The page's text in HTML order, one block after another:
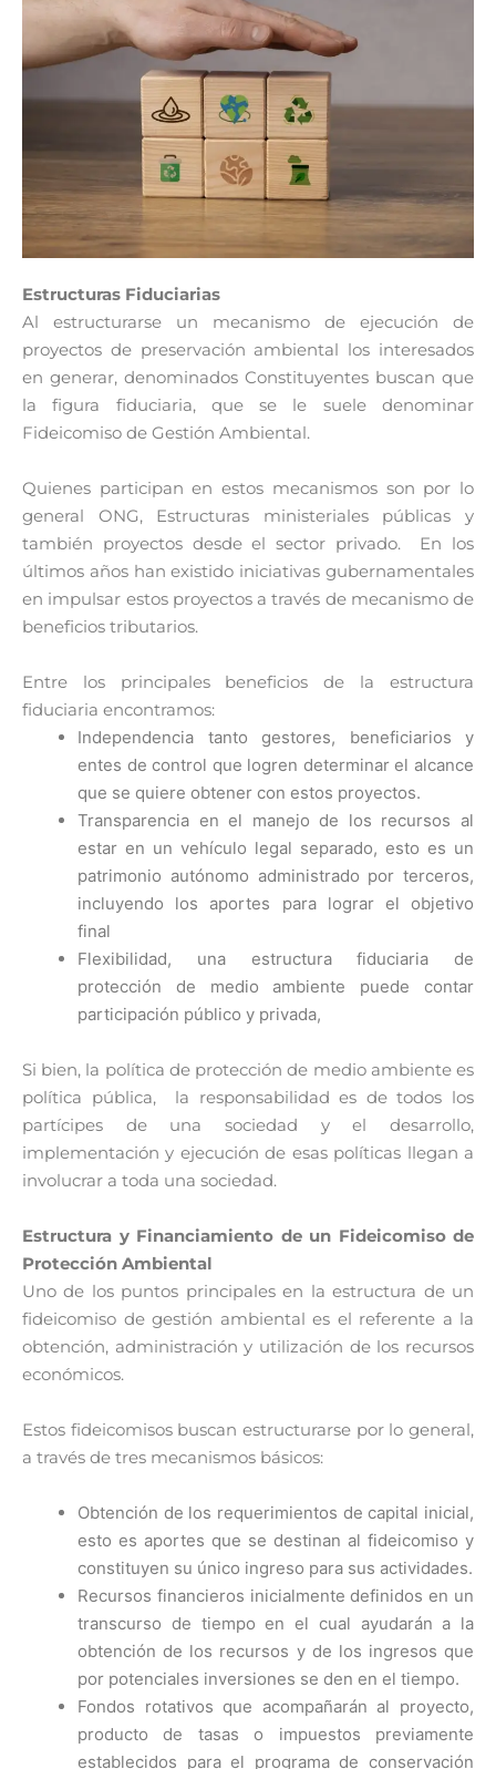
Estructuras Fiduciarias
Al estructurarse un mecanismo de ejecución de
proyectos de preservación ambiental los interesados
en generar, denominados Constituyentes buscan que
la figura fiduciaria, que se le suele denominar
Fideicomiso de Gestión Ambiental.
Quienes participan en estos mecanismos son por lo
general ONG, Estructuras ministeriales públicas y
también proyectos desde el sector privado. En los
últimos años han existido iniciativas gubernamentales
en impulsar estos proyectos a través de mecanismo de
beneficios tributarios.
Entre los principales beneficios de la estructura
fiduciaria encontramos:
Independencia tanto gestores, beneficiarios y
entes de control que logren determinar el alcance
que se quiere obtener con estos proyectos.
Transparencia en el manejo de los recursos al
estar en un vehículo legal separado, esto es un
patrimonio autónomo administrado por terceros,
incluyendo los aportes para lograr el objetivo
final
Flexibilidad, una estructura fiduciaria de
protección de medio ambiente puede contar
participación público y privada,
Si bien, la política de protección de medio ambiente es
política pública, la responsabilidad es de todos los
partícipes de una sociedad y el desarrollo,
implementación y ejecución de esas políticas llegan a
involucrar a toda una sociedad.
Estructura y Financiamiento de un Fideicomiso de
Protección Ambiental
Uno de los puntos principales en la estructura de un
fideicomiso de gestión ambiental es el referente a la
obtención, administración y utilización de los recursos
económicos.
Estos fideicomisos buscan estructurarse por lo general,
a través de tres mecanismos básicos:
Obtención de los requerimientos de capital inicial,
esto es aportes que se destinan al fideicomiso y
constituyen su único ingreso para sus actividades.
Recursos financieros inicialmente definidos en un
transcurso de tiempo en el cual ayudarán a la
obtención de los recursos y de los ingresos que
por potenciales inversiones se den en el tiempo.
Fondos rotativos que acompañarán al proyecto,
producto de tasas o impuestos previamente
establecidos para el programa de conservación